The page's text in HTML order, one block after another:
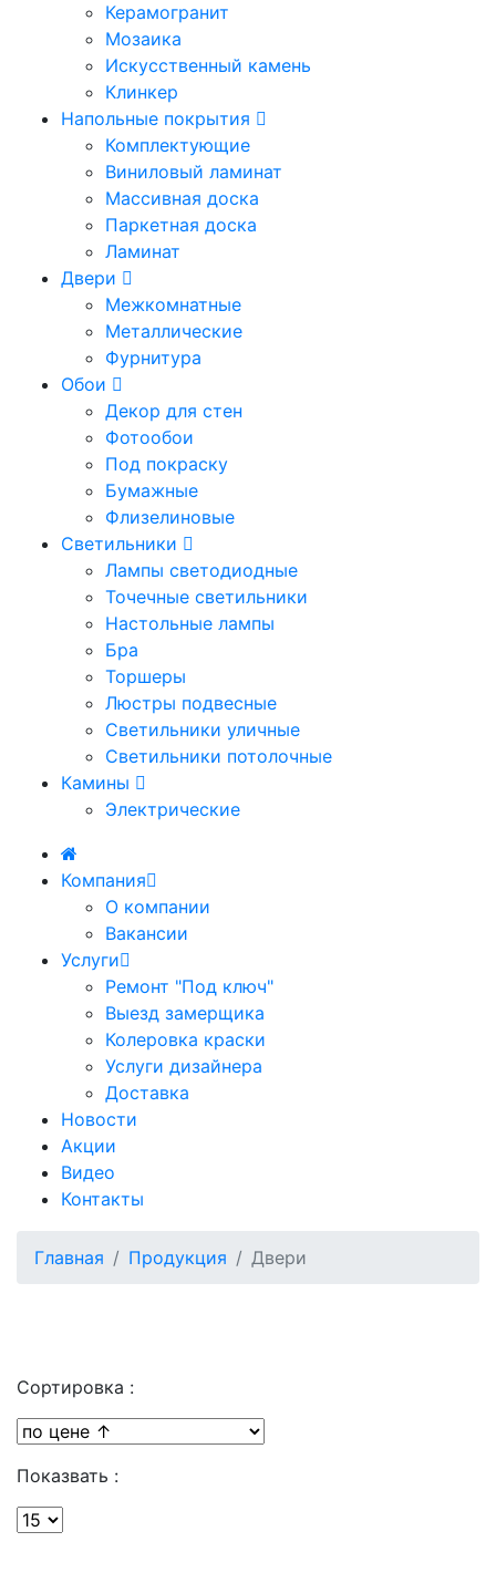
Керамогранит
Мозаика
Искусственный камень
Клинкер
Напольные покрытия
Комплектующие
Виниловый ламинат
Массивная доска
Паркетная доска
Ламинат
Двери
Межкомнатные
Металлические
Фурнитура
Обои
Декор для стен
Фотообои
Под покраску
Бумажные
Флизелиновые
Светильники
Лампы светодиодные
Точечные светильники
Настольные лампы
Бра
Торшеры
Люстры подвесные
Светильники уличные
Светильники потолочные
Камины
Электрические
Компания
О компании
Вакансии
Услуги
Ремонт "Под ключ"
Выезд замерщика
Колеровка краски
Услуги дизайнера
Доставка
Новости
Акции
Видео
Контакты
Главная Продукция Двери
Сортировка :
Показвать :